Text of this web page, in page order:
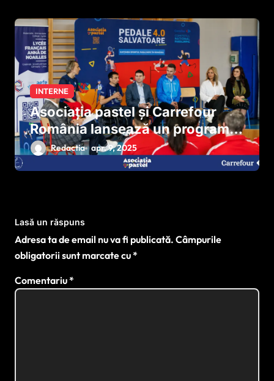
INTERNE
Asociația pastel și Carrefour
România lansează un program
național pentru dezvoltarea
sportului paralimpic
Redactia apr. 9, 2025
Lasă un răspuns
Adresa ta de email nu va fi publicată. Câmpurile
obligatorii sunt marcate cu*
Comentariu*